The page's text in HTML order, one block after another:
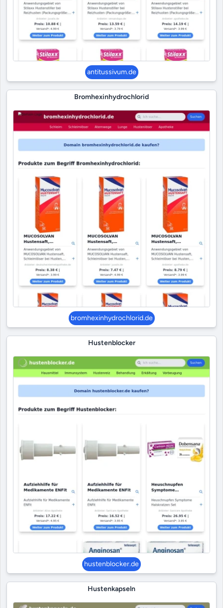
antitussivum.de
Bromhexinhydrochlorid
bromhexinhydrochlorid.de
Hustenblocker
hustenblocker.de
Hustenkapseln